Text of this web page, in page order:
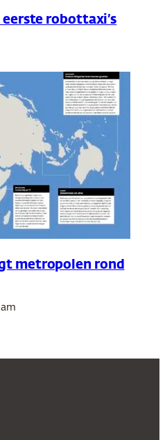
eerste robottaxi’s
metropolen rond